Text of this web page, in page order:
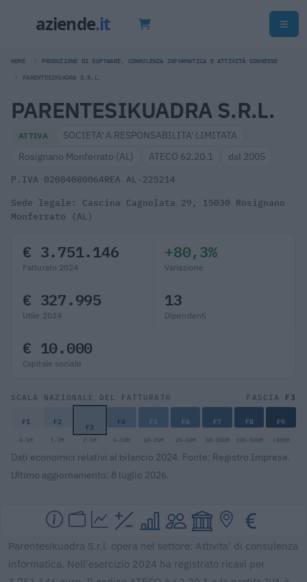
HOME PRODUZIONE DI SOFTWARE, CONSULENZA INFORMATICA E ATTIVITÀ CONNESSE
PARENTESIKUADRA S.R.L.
PARENTESIKUADRA S.R.L.
ATTIVA
SOCIETA' A RESPONSABILITA' LIMITATA
Rosignano Monferrato (AL)
ATECO 62.20.1 dal 2005
P.IVA 02084080064REA AL-225214
Sede legale: Cascina Cagnolata 29, 15030 Rosignano
Monferrato (AL)
€ 3.751.146
Fatturato 2024
+80,3%
Variazione
€ 327.995
Utile 2024
13
Dipendenti
€ 10.000
Capitale sociale
SCALA NAZIONALE DEL FATTURATO FASCIA F3
F1 F2 F3 F4 F5 F6 F7 F8 F9
0-1M 1-2M 2-5M 5-10M 10-25M 25-50M 50-100M 100-500M >500M
Dati economici relativi al bilancio 2024. Fonte: Registro Imprese.
Ultimo aggiornamento: 8 luglio 2026.
Parentesikuadra S.r.l. opera nel settore: Attivita' di consulenza
informatica. Nell'esercizio 2024 ha registrato ricavi per